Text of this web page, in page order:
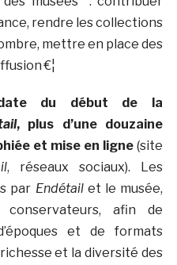
rendre les collections
mettre en place des
€¦
du début de la
, plus d’une douzaine
et mise en ligne (site
, réseaux sociaux). Les
par Endétailet le musée,
afin de
et de formats
et la diversité des